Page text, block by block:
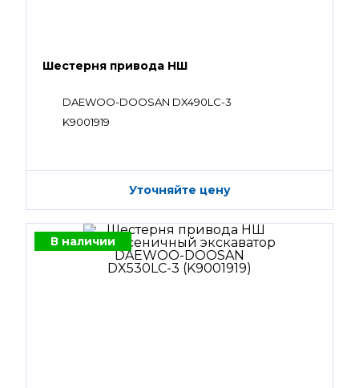
Шестерня привода НШ
DAEWOO-DOOSAN DX490LC-3
K9001919
Уточняйте цену
В наличии